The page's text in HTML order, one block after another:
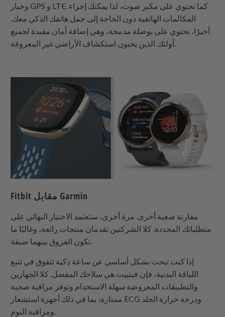
وخيار GPS و LTE. كما تحتوي على مكبر صوت، لذا يمكنك إجراء
المكالمات الهاتفية دون الحاجة إلى حمل هاتفك الذكي معك.
أخيرًا، تحتوي على بوصلة مدمجة، وهي إضافة أمان مفيدة لجميع
أولئك الذين يحبون استكشاف الأراضي غير المعروفة.
Fitbit مقابل Garmin
مقارنة صعبة أخرى. مرة أخرى، ستعتمد الاختيار النهائي على
متطلباتك المحددة. كلا الشركتين تقدمان منتجات رائعة، وغالبًا ما
تكون الفروق بينهما ضيقة.
إذا كنت تبحث بشكل أساسي عن ساعة ذكية تتفوق في تتبع
اللياقة البدنية، فإن فيتبيت هي سلاحك المفضل. كلا الجهازين
والتطبيقات المعروضة سهلة الاستخدام وتوفر مراقبة صحية
ممتازة، بما في ذلك أجهزة استشعار ECG ودرجة حرارة الجلد
ومراقبة النوم.